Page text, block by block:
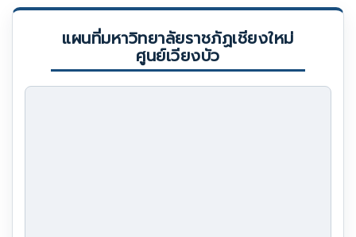
แผนที่มหาวิทยาลัยราชภัฏเชียงใหม่
ศูนย์เวียงบัว